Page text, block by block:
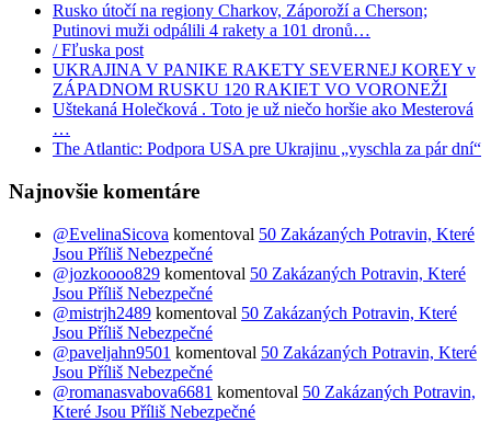
Rusko útočí na regiony Charkov, Záporoží a Cherson;
Putinovi muži odpálili 4 rakety a 101 dronů…
/ Fľuska post
UKRAJINA V PANIKE RAKETY SEVERNEJ KOREY v
ZÁPADNOM RUSKU 120 RAKIET VO VORONEŽI
Uštekaná Holečková . Toto je už niečo horšie ako Mesterová
…
The Atlantic: Podpora USA pre Ukrajinu „vyschla za pár dní“
Najnovšie komentáre
@EvelinaSicova komentoval 50 Zakázaných Potravin, Které
Jsou Příliš Nebezpečné
@jozkoooo829 komentoval 50 Zakázaných Potravin, Které
Jsou Příliš Nebezpečné
@mistrjh2489 komentoval 50 Zakázaných Potravin, Které
Jsou Příliš Nebezpečné
@paveljahn9501 komentoval 50 Zakázaných Potravin, Které
Jsou Příliš Nebezpečné
@romanasvabova6681 komentoval 50 Zakázaných Potravin,
Které Jsou Příliš Nebezpečné